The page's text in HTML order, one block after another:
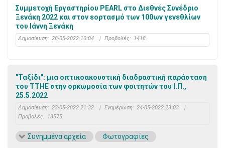
Συμμετοχή Εργαστηρίου PEARL στο Διεθνές Συνέδριο
Ξενάκη 2022 και στον εορτασμό των 100ων γενεθλίων
του Ιάννη Ξενάκη
Δημοσίευση: 28-05-2022 10:04 | Προβολές: 1418
"Ταξίδι": μια οπτικοακουστική διαδραστική παράσταση
του ΤΤΗΕ στην ορκωμοσία των φοιτητών του Ι.Π.,
25.5.2022
Δημοσίευση: 23-05-2022 21:32 | Ενημέρωση: 24-05-2022 23:03
|
Προβολές: 13575
Συνημμένα αρχεία Φωτογραφίες